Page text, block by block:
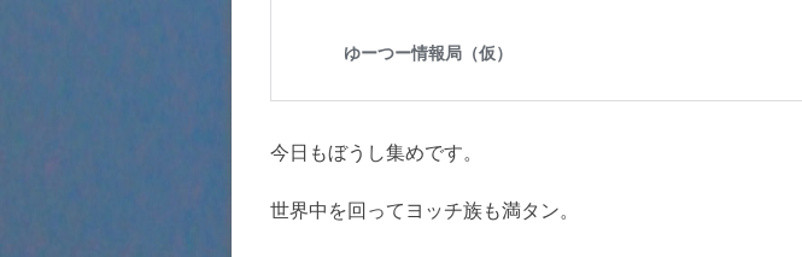
今日もぼうし集めです。
世界中を回ってヨッチ族も満タン。